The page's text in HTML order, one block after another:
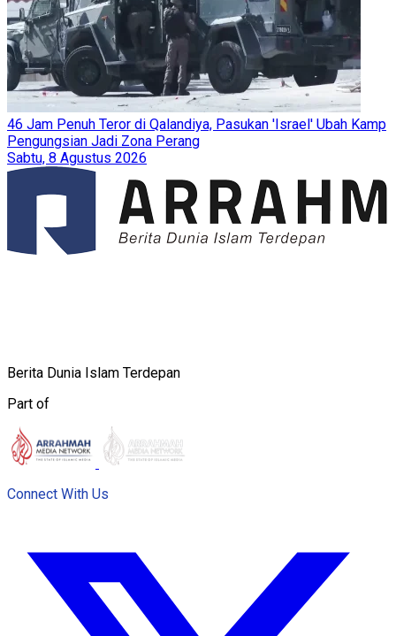
46 Jam Penuh Teror di Qalandiya, Pasukan 'Israel' Ubah Kamp
Pengungsian Jadi Zona Perang
Sabtu, 8 Agustus 2026
Berita Dunia Islam Terdepan
Part of
Connect With Us